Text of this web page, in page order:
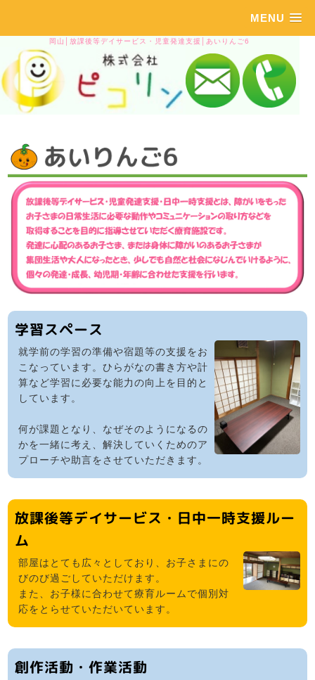
MENU
岡山│放課後等デイサービス・児童発達支援│あいりんご6
学習スペース
就学前の学習の準備や宿題等の支援をお
こなっています。ひらがなの書き方や計
算など学習に必要な能力の向上を目的と
しています。
何が課題となり、なぜそのようになるの
かを一緒に考え、解決していくためのア
プローチや助言をさせていただきます。
放課後等デイサービス・日中一時支援ルー
ム
部屋はとても広々としており、お子さまにの
びのび過ごしていただけます。
また、お子様に合わせて療育ルームで個別対
応をとらせていただいています。
創作活動・作業活動